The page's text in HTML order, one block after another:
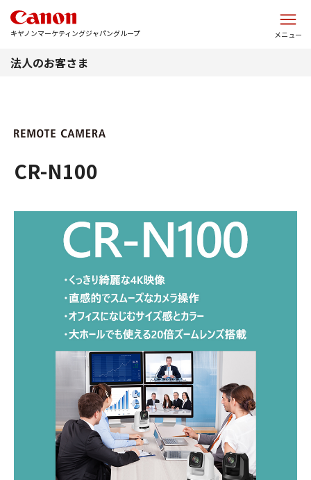
キヤノンマーケティングジャパングループ メニュー
法人のお客さま
CR-N100